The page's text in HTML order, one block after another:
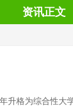
资讯正文
格为综合性